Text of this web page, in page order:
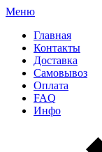
Меню
Главная
Контакты
Доставка
Самовывоз
Оплата
FAQ
Инфо